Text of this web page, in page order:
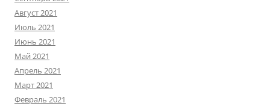
Август 2021
Июль 2021
Июнь 2021
Май 2021
Апрель 2021
Март 2021
Февраль 2021